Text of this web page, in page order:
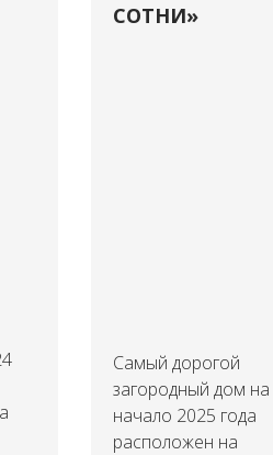
СОТНИ»
Самый дорогой
загородный дом на
начало 2025 года
расположен на